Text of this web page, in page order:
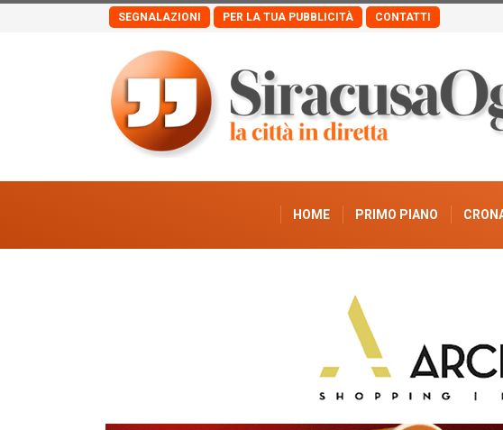
SEGNALAZIONI PER LA TUA PUBBLICITÀ CONTATTI
HOME PRIMO PIANO